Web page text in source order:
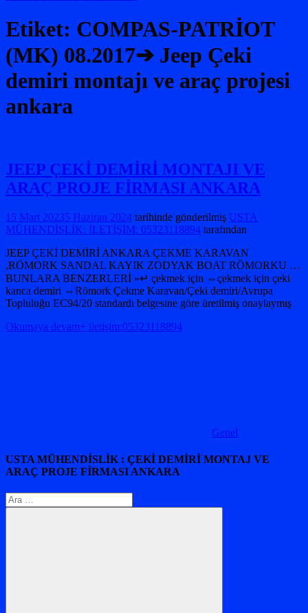
Etiket: COMPAS-PATRİOT
(MK) 08.2017➔ Jeep Çeki
demiri montajı ve araç projesi
ankara
JEEP ÇEKİ DEMİRİ MONTAJI VE
ARAÇ PROJE FİRMASI ANKARA
15 Mart 20235 Haziran 2024 tarihinde gönderilmiş USTA
MÜHENDİSLİK: İLETİŞİM: 05323118894 tarafından
JEEP ÇEKİ DEMİRİ ANKARA ÇEKME KARAVAN
,RÖMORK SANDAL KAYIK ZODYAK BOAT RÖMORKU …
BUNLARA BENZERLERİ »↵ çekmek için ⇔çekmek için çeki
kanca demiri ⇔Römork Çekme Karavan/Çeki demiri/Avrupa
Topluluğu EC94/20 standardı belgesine göre üretilmiş onaylaymış
Okumaya devam+ iletişim:05323118894
Genel
USTA MÜHENDİSLİK : ÇEKİ DEMİRİ MONTAJ VE
ARAÇ PROJE FİRMASI ANKARA
Arama: